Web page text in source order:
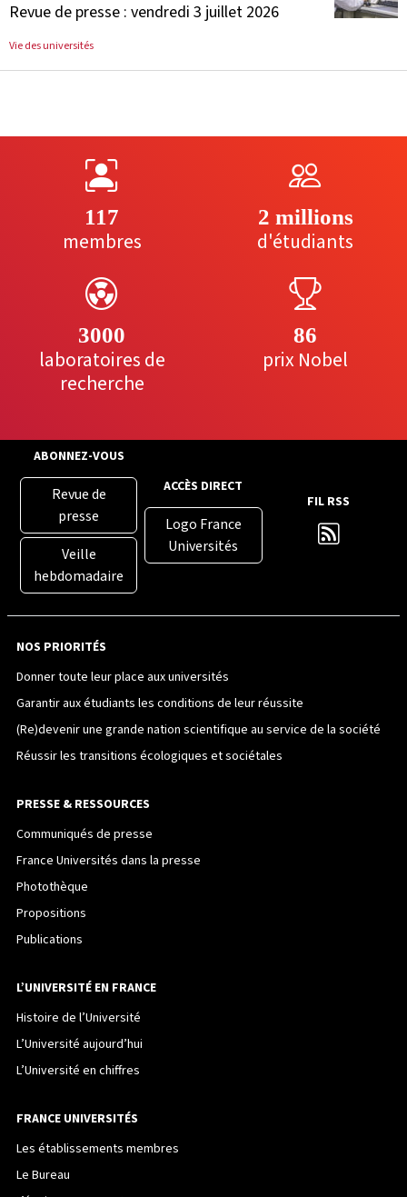
Revue de presse : vendredi 3 juillet 2026
Vie des universités
117
membres
2 millions
d'étudiants
3000
laboratoires de
recherche
86
prix Nobel
ABONNEZ-VOUS
Revue de
presse
Veille
hebdomadaire
ACCÈS DIRECT
Logo France
Universités
FIL RSS
NOS PRIORITÉS
Donner toute leur place aux universités
Garantir aux étudiants les conditions de leur réussite
(Re)devenir une grande nation scientifique au service de la société
Réussir les transitions écologiques et sociétales
PRESSE & RESSOURCES
Communiqués de presse
France Universités dans la presse
Photothèque
Propositions
Publications
L’UNIVERSITÉ EN FRANCE
Histoire de l’Université
L’Université aujourd’hui
L’Université en chiffres
FRANCE UNIVERSITÉS
Les établissements membres
Le Bureau